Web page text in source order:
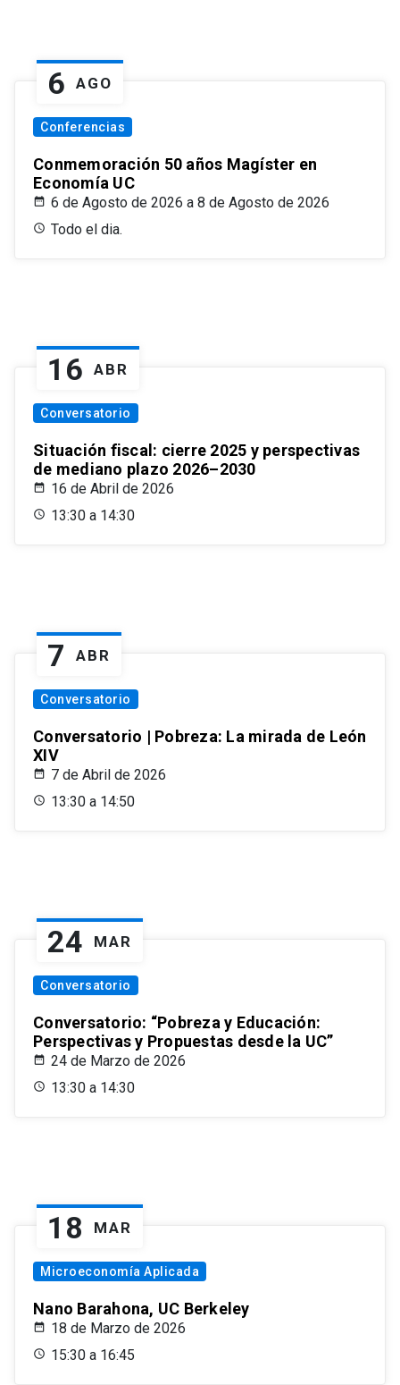
6 AGO
Conferencias
Conmemoración 50 años Magíster en
Economía UC
6 de Agosto de 2026 a 8 de Agosto de 2026
Todo el dia.
16 ABR
Conversatorio
Situación fiscal: cierre 2025 y perspectivas
de mediano plazo 2026–2030
16 de Abril de 2026
13:30 a 14:30
7 ABR
Conversatorio
Conversatorio | Pobreza: La mirada de León
XIV
7 de Abril de 2026
13:30 a 14:50
24 MAR
Conversatorio
Conversatorio: “Pobreza y Educación:
Perspectivas y Propuestas desde la UC”
24 de Marzo de 2026
13:30 a 14:30
18 MAR
Microeconomía Aplicada
Nano Barahona, UC Berkeley
18 de Marzo de 2026
15:30 a 16:45